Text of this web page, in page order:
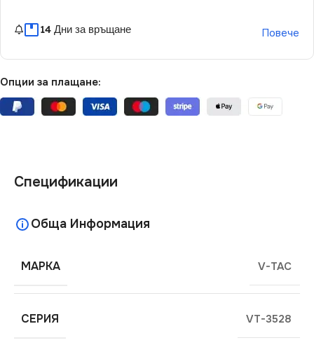
14 Дни за връщане Повече
Опции за плащане:
Спецификации
Обща Информация
МАРКА V-TAC
СЕРИЯ VT-3528